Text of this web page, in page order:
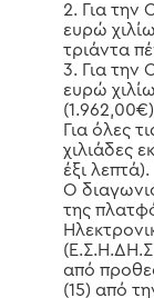
Για την
ευρώ
τριάντα
Για την
ευρώ
Για όλες
χιλιάδες
έξι λεπτά).
Ο
της
από
(15) από